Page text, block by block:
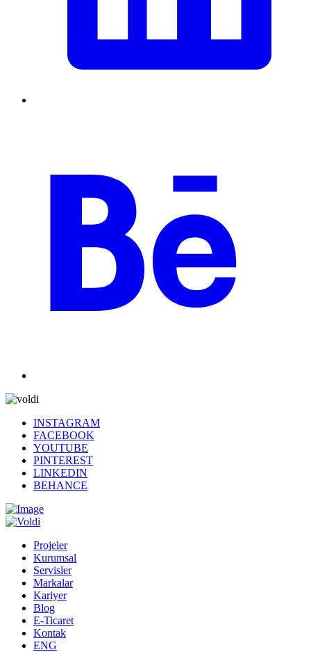
INSTAGRAM
FACEBOOK
YOUTUBE
PINTEREST
LINKEDIN
BEHANCE
Projeler
Kurumsal
Servisler
Markalar
Kariyer
Blog
E-Ticaret
Kontak
ENG